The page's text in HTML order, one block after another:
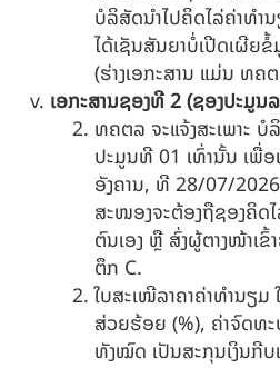
ບໍລິສັດນຳໄປຄິດໄລ່ຄ່າທໍາ
ໄດ້ເຊັນສັນຍາບໍ່ເປີດເຜີຍ
(ຮ່າງເອກະສານ ແມ່ນ ທ
ເອກະສານຊອງທີ2(ຊອງປະມູນ
ທຄຕລ ຈະແຈ້ງສະເພາະ
ປະມູນທີ 01 ເທົ່ານັ້ນ ເພື່ອ
ອັງຄານ, ທີ28/07/2026
ສະໜອງຈະຕ້ອງຖືຊອງຄິດ
ຕົນເອງ ຫຼື ສົ່ງຜູ້ຕາງໜ້າເ
ຕຶກ C.
ໃບສະເໜີລາຄາຄ່າທຳນຽ
ສ່ວຍຮ້ອຍ (%), ຄ່າຈົດທ
ທັງໝົດ ເປັນສະກຸນເງິນກີບ